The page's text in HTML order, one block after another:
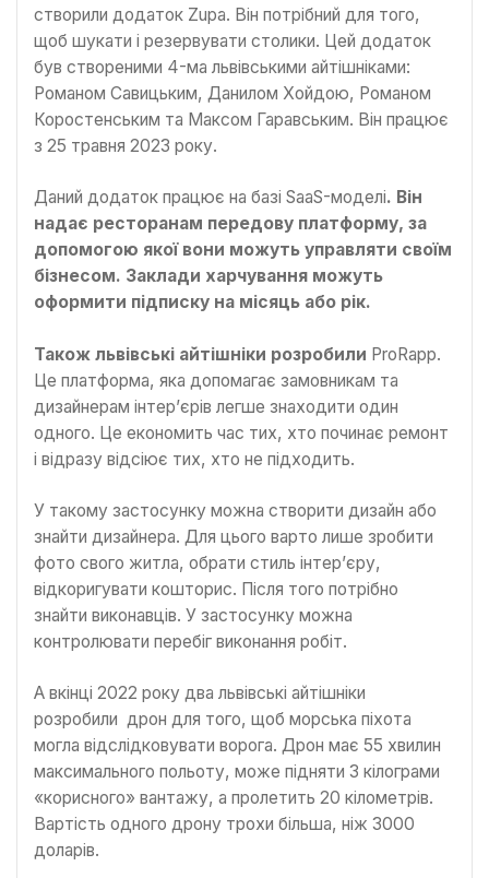
створили додаток Zupa. Він потрібний для того,
щоб шукати і резервувати столики. Цей додаток
був створеними 4-ма львівськими айтішніками:
Романом Савицьким, Данилом Хойдою, Романом
Коростенським та Максом Гаравським. Він працює
з 25 травня 2023 року.
Даний додаток працює на базі SaaS-моделі. Він
надає ресторанам передову платформу, за
допомогою якої вони можуть управляти своїм
бізнесом. Заклади харчування можуть
оформити підписку на місяць або рік.
Також львівські айтішніки розробили ProRapp.
Це платформа, яка допомагає замовникам та
дизайнерам інтер’єрів легше знаходити один
одного. Це економить час тих, хто починає ремонт
і відразу відсіює тих, хто не підходить.
У такому застосунку можна створити дизайн або
знайти дизайнера. Для цього варто лише зробити
фото свого житла, обрати стиль інтер’єру,
відкоригувати кошторис. Після того потрібно
знайти виконавців. У застосунку можна
контролювати перебіг виконання робіт.
А вкінці 2022 року два львівські айтішніки
розробили дрон для того, щоб морська піхота
могла відслідковувати ворога. Дрон має 55 хвилин
максимального польоту, може підняти 3 кілограми
«корисного» вантажу, а пролетить 20 кілометрів.
Вартість одного дрону трохи більша, ніж 3000
доларів.